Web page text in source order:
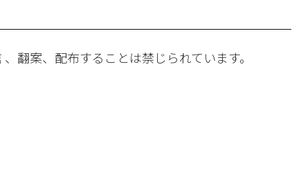
翻案、配布することは禁じられています。